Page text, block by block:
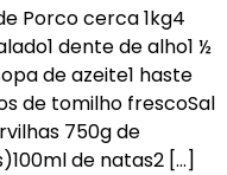
Porco cerca 1kg4
dente de alho1 ½
de azeite1 haste
de tomilho frescoSal
750g de
de natas2 […]